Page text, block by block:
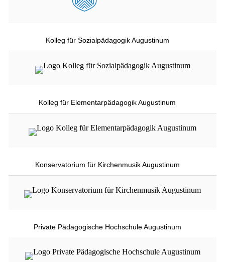
Kolleg für Sozialpädagogik Augustinum
Kolleg für Elementarpädagogik Augustinum
Konservatorium für Kirchenmusik Augustinum
Private Pädagogische Hochschule Augustinum